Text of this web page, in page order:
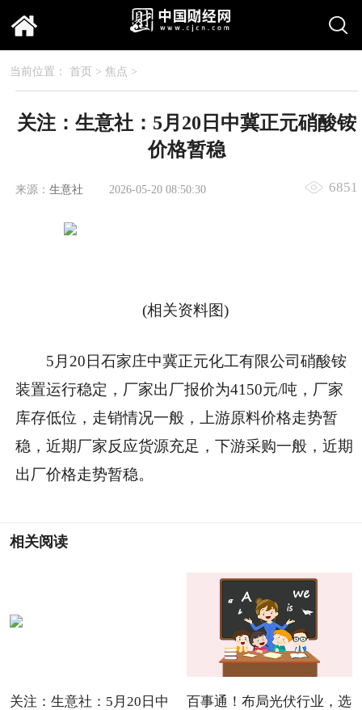
当前位置： 首页 > 焦点 >
关注：生意社：5月20日中冀正元硝酸铵
价格暂稳
来源： 生意社 2026-05-20 08:50:30 6851
(相关资料图)
5月20日石家庄中冀正元化工有限公司硝酸铵
装置运行稳定，厂家出厂报价为4150元/吨，厂家
库存低位，走销情况一般，上游原料价格走势暂
稳，近期厂家反应货源充足，下游采购一般，近期
出厂价格走势暂稳。
相关阅读
关注：生意社：5月20日中
百事通！布局光伏行业，选